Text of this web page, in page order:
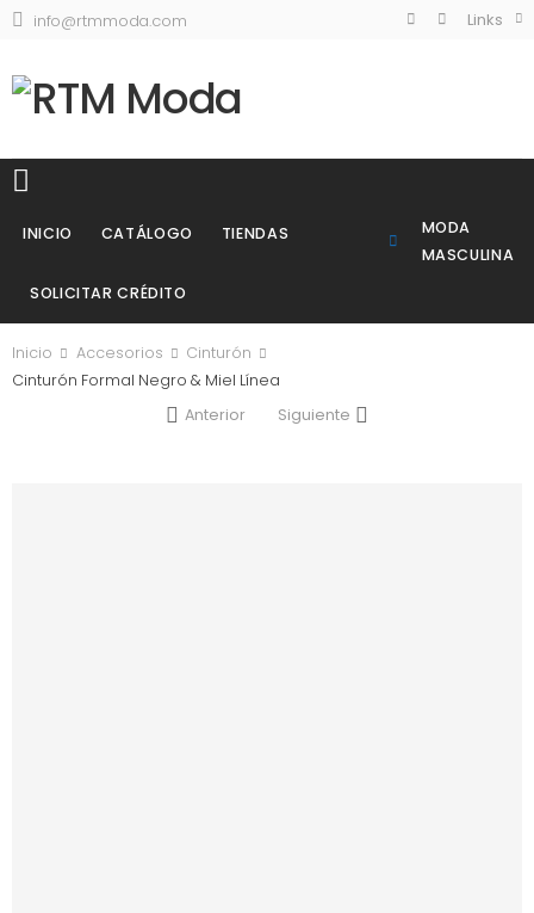
info@rtmmoda.com Links
INICIO CATÁLOGO TIENDAS
SOLICITAR CRÉDITO
MODA
MASCULINA
Inicio Accesorios
Cinturón
Cinturón Formal Negro & Miel Línea
Anterior
Siguiente